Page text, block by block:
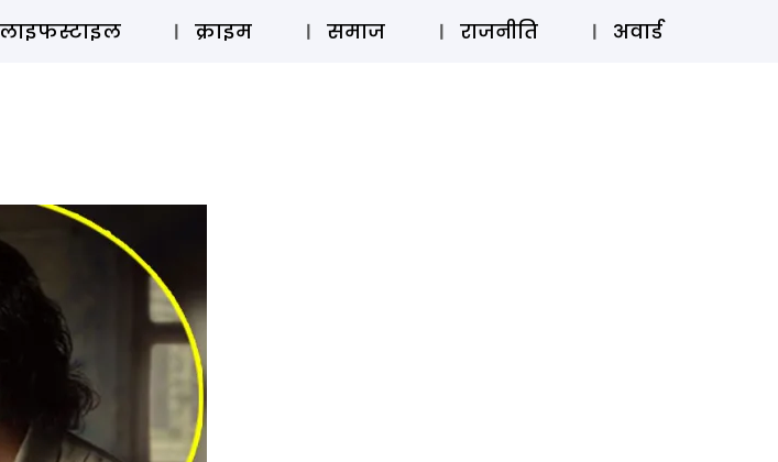
ऑडियो स्टोरी लॉग इन ⚲ SUBSCRIBE
लाइफस्टाइल क्राइम समाज राजनीति अवार्ड